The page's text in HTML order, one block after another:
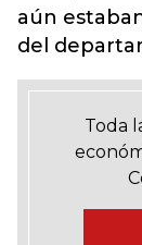
aún
del
Toda